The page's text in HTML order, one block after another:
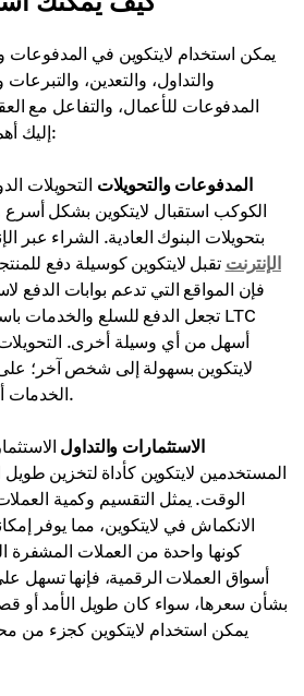
يمكن استخدام لايتكوين في المدفوعات
والتداول، والتعدين،
المدفوعات للأعمال، والتفاعل مع
إليك أهم طرق استخدام لايتكوين:
المدفوعات والتحويلات التحويلات
الكوكب استقبال لايتكوين بشكل أسرع
بتحويلات البنوك العادية. الشراء عبر
الإنترنت تقبل لايتكوين كوسيلة دفع
فإن المواقع التي تدعم بوابات الدفع
أسهل من أي وسيلة أخرى.
لايتكوين بسهولة إلى شخص آخر؛
الخدمات أو الإيجار بها أو تسديد دين.
الاستثمارات والتداول
المستخدمين لايتكوين كأداة لتخزين طويل
الوقت. يمثل التقسيم وكمية
الانكماش في لايتكوين، مما يوفر
كونها واحدة من العملات المشفرة
أسواق العملات الرقمية، فإنها تسهل
بشأن سعرها، سواء كان طويل الأمد أو
يمكن استخدام لايتكوين كجزء من